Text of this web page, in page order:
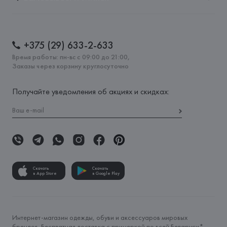
+375 (29) 633-2-633
Время работы: пн-вс с 09:00 до 21:00,
Заказы через корзину круглосуточно
Получайте уведомления об акциях и скидках:
Скачать
в App Store
Скачать
в Google Play
Интернет-магазин одежды, обуви и аксессуаров мировых